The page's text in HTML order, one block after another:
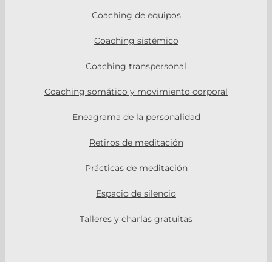
Coaching de equipos
Coaching sistémico
Coaching transpersonal
Coaching somático y movimiento corporal
Eneagrama de la personalidad
Retiros de meditación
Prácticas de meditación
Espacio de silencio
Talleres y charlas gratuitas